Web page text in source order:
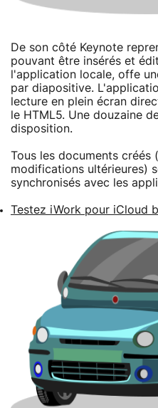
De son côté Keynote
pouvant être insérés et
l'application locale, offe
par diapositive.
lecture en plein écran
le HTML5. Une douzaine
disposition.
Tous les documents créés
modifications ultérieures)
synchronisés avec les
Testez iWork pour iCloud